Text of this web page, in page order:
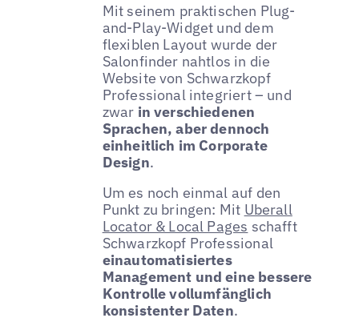
Mit seinem praktischen Plug-
and-Play-Widget und dem
flexiblen Layout wurde der
Salonfinder nahtlos in die
Website von Schwarzkopf
Professional integriert – und
zwar in verschiedenen
Sprachen, aber dennoch
einheitlich im Corporate
Design.
Um es noch einmal auf den
Punkt zu bringen: Mit Uberall
Locator & Local Pages schafft
Schwarzkopf Professional
einautomatisiertes
Management und eine bessere
Kontrolle vollumfänglich
konsistenter Daten.